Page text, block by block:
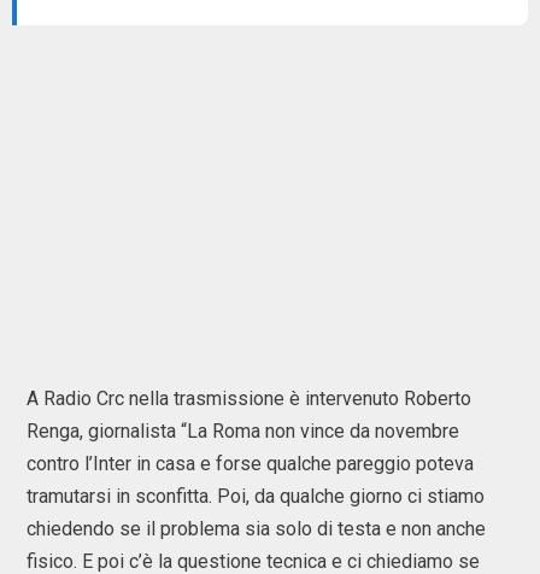
A Radio Crc nella trasmissione è intervenuto Roberto
Renga, giornalista “La Roma non vince da novembre
contro l’Inter in casa e forse qualche pareggio poteva
tramutarsi in sconfitta. Poi, da qualche giorno ci stiamo
chiedendo se il problema sia solo di testa e non anche
fisico. E poi c’è la questione tecnica e ci chiediamo se